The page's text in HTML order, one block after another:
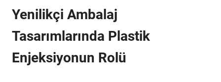
Yenilikçi Ambalaj
Tasarımlarında Plastik
Enjeksiyonun Rolü